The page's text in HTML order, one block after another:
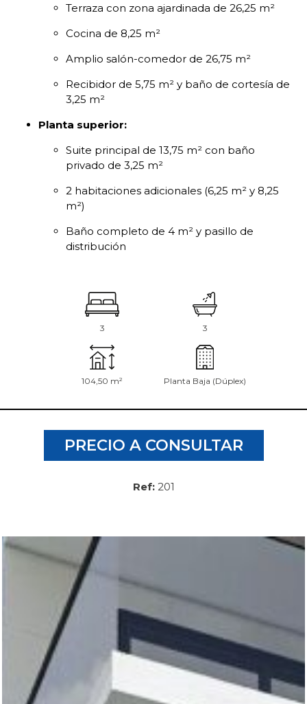
Terraza con zona ajardinada de 26,25 m²
Cocina de 8,25 m²
Amplio salón-comedor de 26,75 m²
Recibidor de 5,75 m² y baño de cortesía de
3,25 m²
Planta superior:
Suite principal de 13,75 m² con baño
privado de 3,25 m²
2 habitaciones adicionales (6,25 m² y 8,25
m²)
Baño completo de 4 m² y pasillo de
distribución
3 3
104,50 m² Planta Baja (Dúplex)
PRECIO A CONSULTAR
Ref:201